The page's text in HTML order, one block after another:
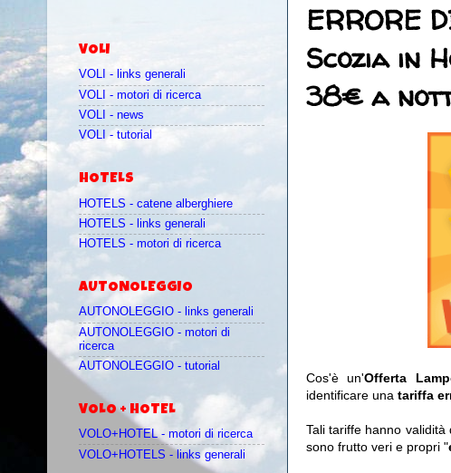
ERRORE
Scozia in
38€ a
Cos'è un'Offerta
identificare una tariffa
Tali tariffe hanno
sono frutto veri e propri "
VOLI
VOLI - links generali
VOLI - motori di ricerca
VOLI - news
VOLI - tutorial
HOTELS
HOTELS - catene alberghiere
HOTELS - links generali
HOTELS - motori di ricerca
AUTONOLEGGIO
AUTONOLEGGIO - links generali
AUTONOLEGGIO - motori di
ricerca
AUTONOLEGGIO - tutorial
VOLO + HOTEL
VOLO+HOTEL - motori di ricerca
VOLO+HOTELS - links generali